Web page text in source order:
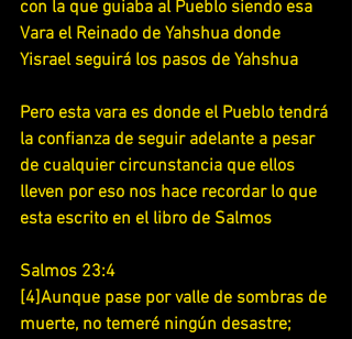
con la que guiaba al Pueblo siendo esa
Vara el Reinado de Yahshua donde
Yisrael seguirá los pasos de Yahshua
Pero esta vara es donde el Pueblo tendrá
la confianza de seguir adelante a pesar
de cualquier circunstancia que ellos
lleven por eso nos hace recordar lo que
esta escrito en el libro de Salmos
Salmos 23:4
[4]Aunque pase por valle de sombras de
muerte, no temeré ningún desastre;